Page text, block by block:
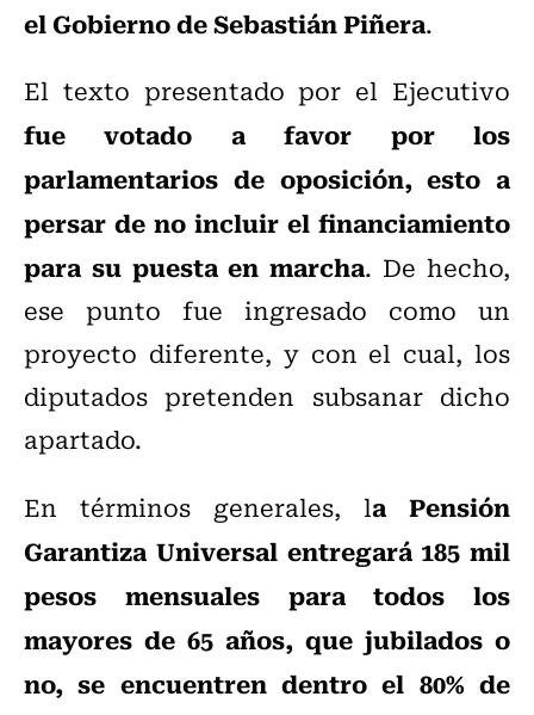
el Gobierno de Sebastián Piñera.
El texto presentado por el Ejecutivo
fue votado a favor por los
parlamentarios de oposición, esto a
persar de no incluir el financiamiento
para su puesta en marcha. De hecho,
ese punto fue ingresado como un
proyecto diferente, y con el cual, los
diputados pretenden subsanar dicho
apartado.
En términos generales, la Pensión
Garantiza Universal entregará 185 mil
pesos mensuales para todos los
mayores de 65 años, que jubilados o
no, se encuentren dentro el 80% de